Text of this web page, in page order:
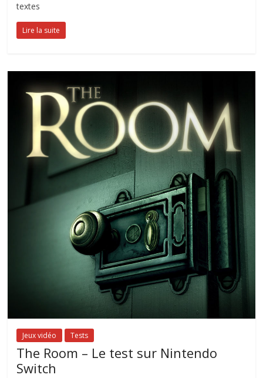
textes
Lire la suite
Jeux vidéo Tests
The Room – Le test sur Nintendo
Switch